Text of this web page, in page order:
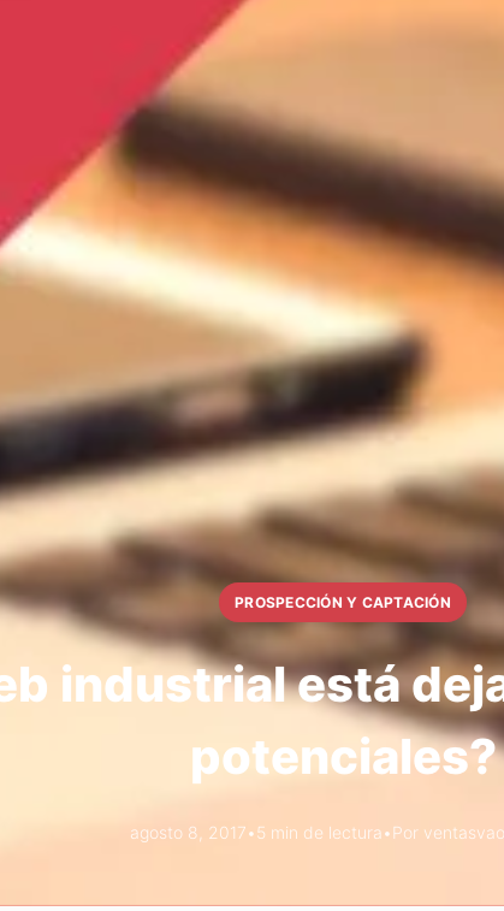
PROSPECCIÓN Y CAPTACIÓN
industrial está
potenciales?
agosto 8, 2017•5 min de lectura•Por